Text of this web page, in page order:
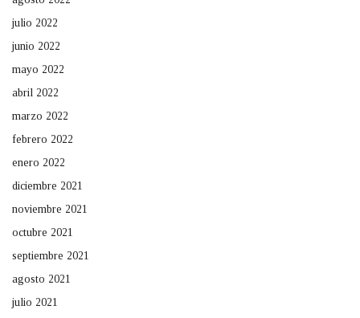
julio 2022
junio 2022
mayo 2022
abril 2022
marzo 2022
febrero 2022
enero 2022
diciembre 2021
noviembre 2021
octubre 2021
septiembre 2021
agosto 2021
julio 2021